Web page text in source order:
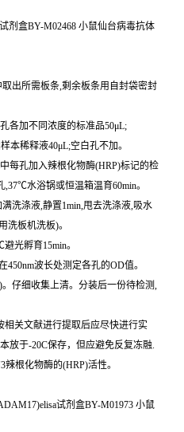
剂盒BY-M02468 小鼠仙台病毒抗体
出所需板条,剩余板条用自封袋密封
各加不同浓度的标准品50μL;
本稀释液40μL;空白孔不加。
每孔加入辣根化物酶(HRP)标记的检
水浴锅或恒温箱温育60min。
洗涤液,静置1min,甩去洗涤液,吸水
洗板机洗板)。
光孵育15min。
450nm波长处测定各孔的OD值。
。仔细收集上清。分装后一份待检测,
相关文献进行提取后应尽快进行实
放于-20C保存，但应避免反复冻融.
根化物酶的(HRP)活性。
试剂盒BY-M01973 小鼠